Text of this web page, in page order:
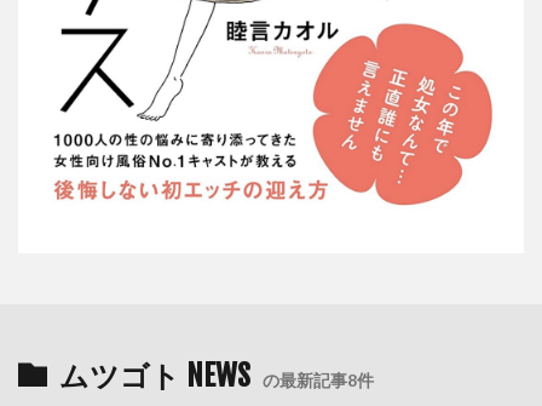
ムツゴト NEWS の最新記事8件